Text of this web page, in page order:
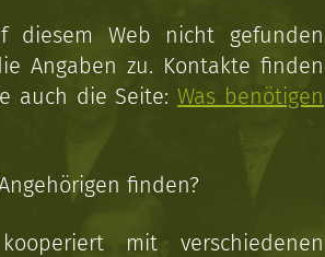
diesem Web nicht gefunden
Angaben zu. Kontakte finden
auch die Seite:Was benötigen
finden?
mit verschiedenen